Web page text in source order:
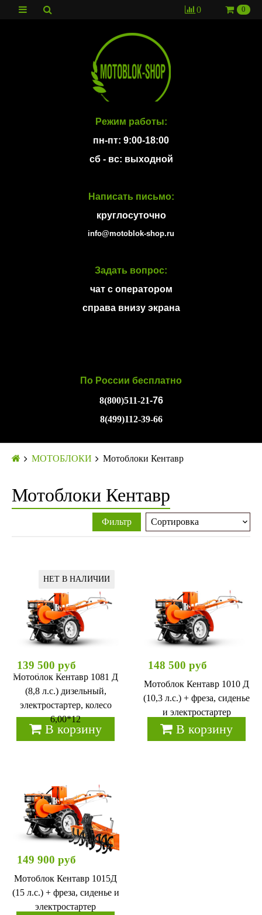
0 0
Режим работы:
пн-пт: 9:00-18:00
сб - вс: выходной
Написать письмо:
круглосуточно
info@motoblok-shop.ru
Задать вопрос:
чат с оператором
справа внизу экрана
По России бесплатно
8(800)511-21-76
8(499)112-39-66
МОТОБЛОКИ Мотоблоки Кентавр
Мотоблоки Кентавр
Фильтр
НЕТ В НАЛИЧИИ
139 500 руб
Мотоблок Кентавр 1081 Д
(8,8 л.с.) дизельный,
электростартер, колесо
6,00*12
В корзину
148 500 руб
Мотоблок Кентавр 1010 Д
(10,3 л.с.) + фреза, сиденье
и электростартер
В корзину
149 900 руб
Мотоблок Кентавр 1015Д
(15 л.с.) + фреза, сиденье и
электростартер